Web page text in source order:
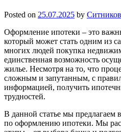
Posted on 25.07.2025 by
Оформление ипотеки – это
который может стать одним из
многих людей покупка
единственная возможность
жилье. Несмотря на то, что
сложным и запутанным, с
информацией, получить
трудностей.
В данной статье мы предлагаем
по оформлению ипотеки. Мы